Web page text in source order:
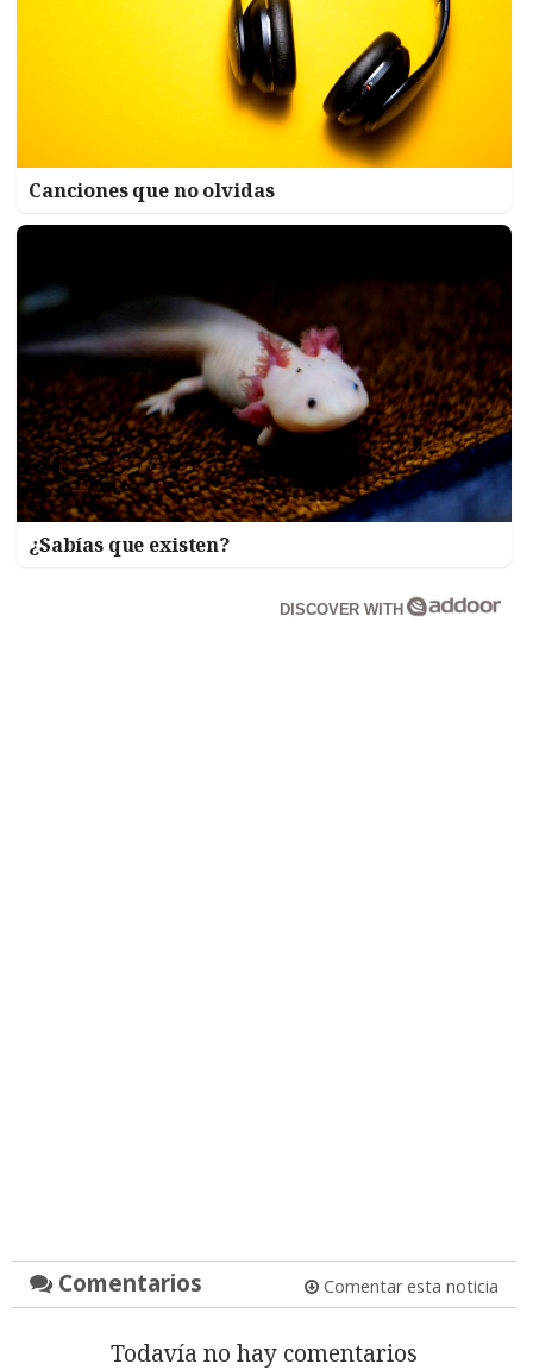
Canciones que no olvidas
¿Sabías que existen?
DISCOVER WITH
Comentarios Comentar esta noticia
Todavía no hay comentarios